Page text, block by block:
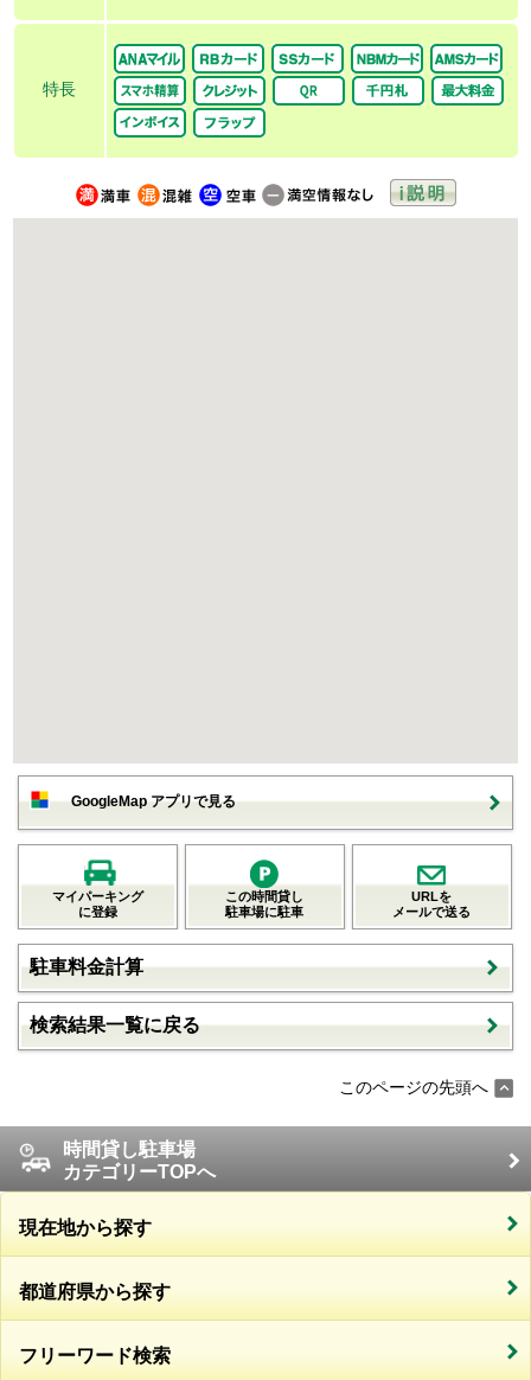
特長
GoogleMap アプリで見る
マイパーキング
に登録
この時間貸し
駐車場に駐車
URLを
メールで送る
駐車料金計算
検索結果一覧に戻る
このページの先頭へ
時間貸し駐車場
カテゴリーTOPへ
現在地から探す
都道府県から探す
フリーワード検索